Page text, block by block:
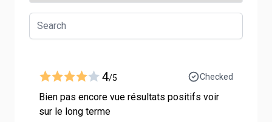
4/5 Checked
Bien pas encore vue résultats positifs voir
sur le long terme